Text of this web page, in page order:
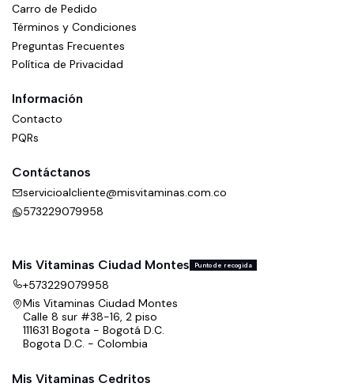
Carro de Pedido
Términos y Condiciones
Preguntas Frecuentes
Política de Privacidad
Información
Contacto
PQRs
Contáctanos
servicioalcliente@misvitaminas.com.co
573229079958
Mis Vitaminas Ciudad Montes Punto de recogida
+573229079958
Mis Vitaminas Ciudad Montes
Calle 8 sur #38-16, 2 piso
111631 Bogota - Bogotá D.C.
Bogota D.C. - Colombia
Mis Vitaminas Cedritos